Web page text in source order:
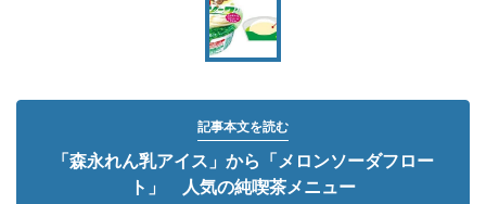
記事本文を読む
「森永れん乳アイス」から「メロンソーダフロー
ト」 人気の純喫茶メニュー